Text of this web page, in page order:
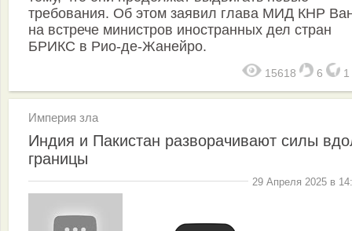
требования. Об этом заявил глава МИД КНР
на встрече министров иностранных дел стран
БРИКС в Рио-де-Жанейро.
15618 6 1
Империя зла
Индия и Пакистан разворачивают силы
границы
29 Апреля 2025 в